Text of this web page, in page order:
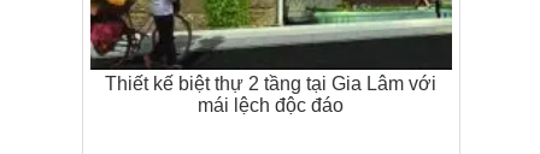
Thiết kế biệt thự 2 tầng tại Gia Lâm với
mái lệch độc đáo